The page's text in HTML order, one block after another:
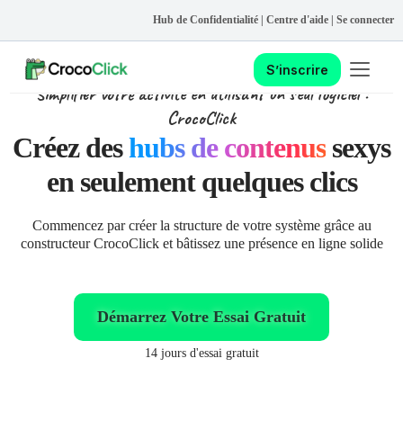
Hub de Confidentialité Centre d'aide Se connecter
S’inscrire
Simplifier votre activité en utilisant un seul logiciel :
CrocoClick
Créez deshubs de contenus sexys
en seulement quelques clics
Commencez par créer la structure de votre système grâce au
constructeur CrocoClick et bâtissez une présence en ligne solide
Démarrez Votre Essai Gratuit
14 jours d'essai gratuit